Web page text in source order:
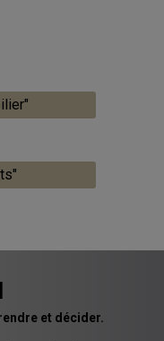
et décider.